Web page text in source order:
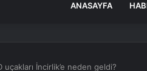
ANASAYFA
uçakları İncirlik’e neden geldi?